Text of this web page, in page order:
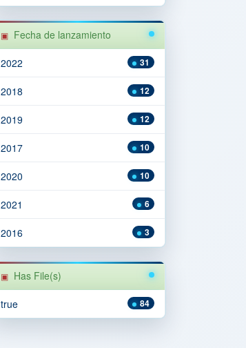
Fecha de lanzamiento
31
2022
12
2018
12
2019
10
2017
10
2020
6
2021
3
2016
Has File(s)
84
true